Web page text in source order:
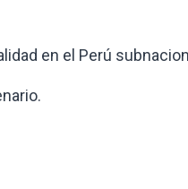
en el Perú